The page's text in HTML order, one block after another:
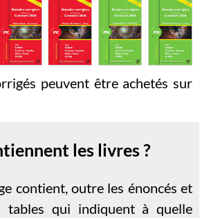
peuvent être achetés sur
les livres ?
contient, outre les énoncés et
tables qui indiquent à quelle